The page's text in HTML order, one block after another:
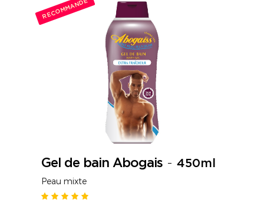
RECOMMANDÉ
Gel de bain Abogais- 450ml
Peau mixte